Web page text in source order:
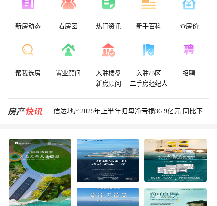
新房动态 看房团 热门资讯 新手百科 查房价
帮我选房 置业顾问
入驻楼盘
新房顾问
入驻小区
二手房经纪人
招聘
2026年买房|大连新盘房价是多少？哪些好楼盘值得
关注？
信达地产2025年上半年归母净亏损36.9亿元 同比下
余房源
中山区港湾广场北，中海海港城四期，中海十里潮颂
怎么样?
保利金地湖光山语还有哪些房子在售?在售房源梳理